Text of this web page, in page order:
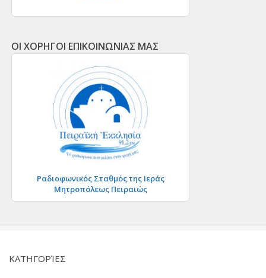
ΟΙ ΧΟΡΗΓΟΙ ΕΠΙΚΟΙΝΩΝΙΑΣ ΜΑΣ
Ραδιοφωνικός Σταθμός της Ιεράς
Μητροπόλεως Πειραιώς
KΑΤΗΓΟΡΊΕΣ